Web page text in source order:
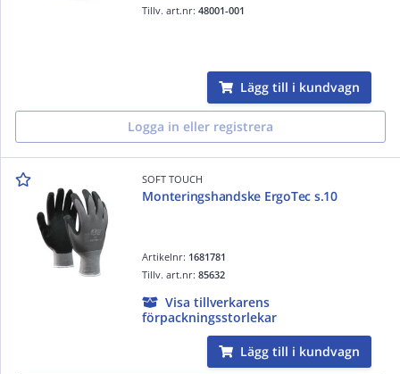
Tillv. art.nr:48001-001
Lägg till i kundvagn
Logga in eller registrera
SOFT TOUCH
Monteringshandske ErgoTec s.10
Artikelnr: 1681781
Tillv. art.nr:85632
Visa tillverkarens
förpackningsstorlekar
Lägg till i kundvagn